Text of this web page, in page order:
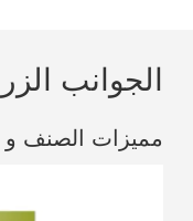
الجوانب
مميزات الصنف و